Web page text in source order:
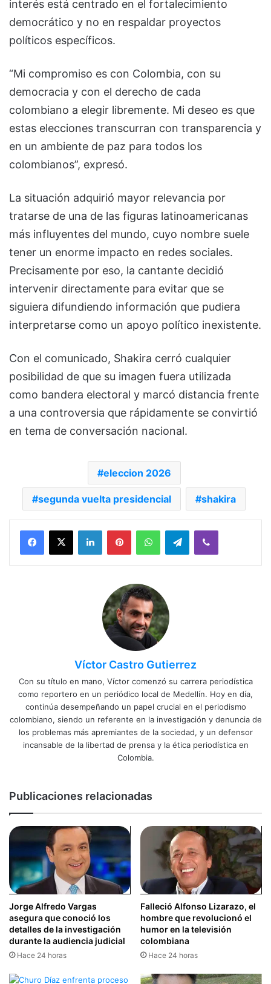
interés está centrado en el fortalecimiento
democrático y no en respaldar proyectos
políticos específicos.
“Mi compromiso es con Colombia, con su
democracia y con el derecho de cada
colombiano a elegir libremente. Mi deseo es que
estas elecciones transcurran con transparencia y
en un ambiente de paz para todos los
colombianos”, expresó.
La situación adquirió mayor relevancia por
tratarse de una de las figuras latinoamericanas
más influyentes del mundo, cuyo nombre suele
tener un enorme impacto en redes sociales.
Precisamente por eso, la cantante decidió
intervenir directamente para evitar que se
siguiera difundiendo información que pudiera
interpretarse como un apoyo político inexistente.
Con el comunicado, Shakira cerró cualquier
posibilidad de que su imagen fuera utilizada
como bandera electoral y marcó distancia frente
a una controversia que rápidamente se convirtió
en tema de conversación nacional.
eleccion 2026
segunda vuelta presidencial shakira
Facebook
X LinkedInPinterestWhatsAppTelegramViber
Víctor Castro Gutierrez
Con su título en mano, Víctor comenzó su carrera periodística
como reportero en un periódico local de Medellín. Hoy en día,
continúa desempeñando un papel crucial en el periodismo
colombiano, siendo un referente en la investigación y denuncia de
los problemas más apremiantes de la sociedad, y un defensor
incansable de la libertad de prensa y la ética periodística en
Colombia.
Publicaciones relacionadas
Jorge Alfredo Vargas
asegura que conoció los
detalles de la investigación
durante la audiencia judicial
Hace 24 horas
Falleció Alfonso Lizarazo, el
hombre que revolucionó el
humor en la televisión
colombiana
Hace 24 horas